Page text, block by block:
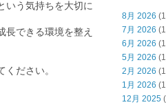
いう気持ちを大切に
できる環境を整え
ださい。
8月 2026
7月 2026
6月 2026
5月 2026
2月 2026
1月 2026
12月 2025